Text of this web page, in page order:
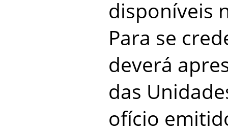
disponíveis
Para se
deverá
das
ofício